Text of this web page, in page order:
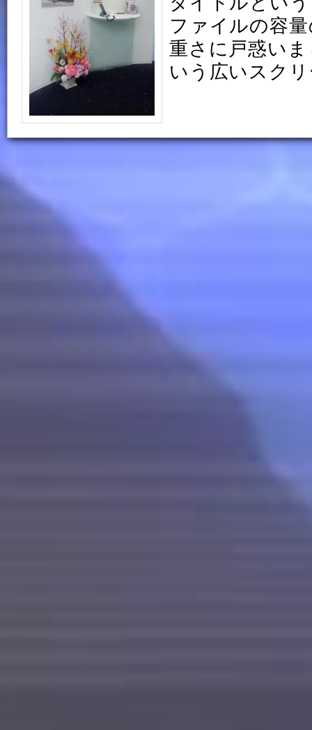
ファイルの容
重さに戸惑い
いう広いスク